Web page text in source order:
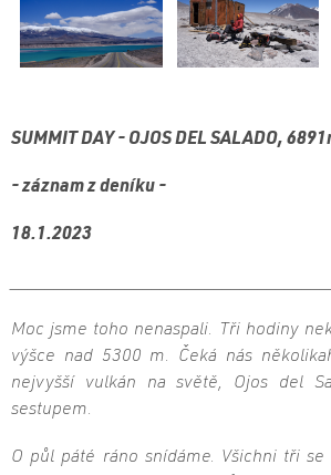
SUMMIT DAY - OJOS DEL SALADO,
- záznam z deníku -
18.1.2023
Moc jsme toho nenaspali. Tři hodiny
výšce nad 5300 m. Čeká nás
nejvyšší vulkán na světě, Ojos del
sestupem.
O půl páté ráno snídáme. Všichni tři